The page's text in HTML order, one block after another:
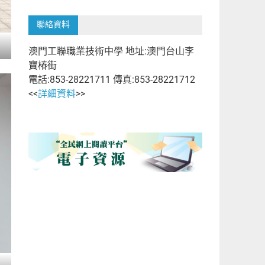
聯絡資料
澳門工聯職業技術中學 地址:澳門台山李
寶椿街
電話:853-28221711 傳真:853-28221712
<<詳細資料>>